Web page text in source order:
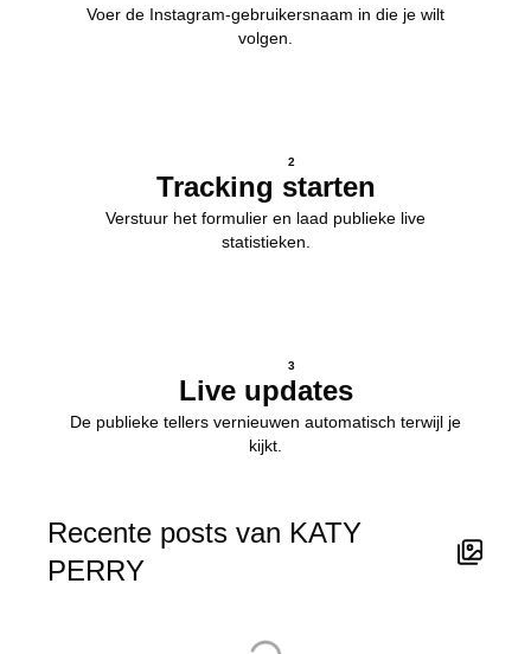
Voer de Instagram-gebruikersnaam in die je wilt
volgen.
2
Tracking starten
Verstuur het formulier en laad publieke live
statistieken.
3
Live updates
De publieke tellers vernieuwen automatisch terwijl je
kijkt.
Recente posts van KATY
PERRY